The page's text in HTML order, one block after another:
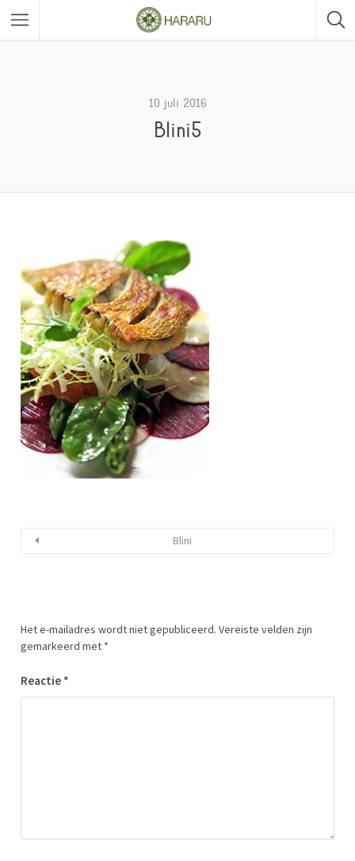
10 juli 2016
Blini5
Blini
Het e-mailadres wordt niet gepubliceerd. Vereiste velden zijn
gemarkeerd met *
Reactie *